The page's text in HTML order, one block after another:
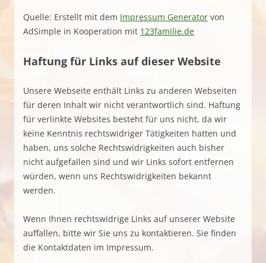
Quelle: Erstellt mit dem Impressum Generator von
AdSimple in Kooperation mit 123familie.de
Haftung für Links auf dieser Website
Unsere Webseite enthält Links zu anderen Webseiten
für deren Inhalt wir nicht verantwortlich sind. Haftung
für verlinkte Websites besteht für uns nicht, da wir
keine Kenntnis rechtswidriger Tätigkeiten hatten und
haben, uns solche Rechtswidrigkeiten auch bisher
nicht aufgefallen sind und wir Links sofort entfernen
würden, wenn uns Rechtswidrigkeiten bekannt
werden.
Wenn Ihnen rechtswidrige Links auf unserer Website
auffallen, bitte wir Sie uns zu kontaktieren. Sie finden
die Kontaktdaten im Impressum.